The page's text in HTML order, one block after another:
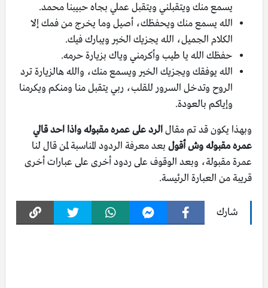
يسمع منك ويتقبلني ويتقبل عملي بجاه حبيبنا محمد.
الله يسمع منك ويحفظك، أصيل وما يخرج من فمك إلا
الكلام الجميل، الله يجزيك الخير ويبارك فيك.
حفظك الله يا طيب وأكرمني وياك بزيارة حرمه.
الله يوفقك ويجزيك الخير ويسمع منك، والله هالزيارة ترد
الروح وتدخل السرور للقلب، ربي يتقبل منا ومنكم ويكرمنا
وإياكم بالعودة.
وبهذا يكون قد تم مقالالرد على عمره مقبوله واذا احد قالي
عمره مقبوله وش أقول بعد معرفة الردود المناسبة لمن قال لنا
عمرة مقبولة، وبعد الوقوف على ردود أخرى على عبارات أخرى
قريبة من العبارة الرئيسة.
شارك